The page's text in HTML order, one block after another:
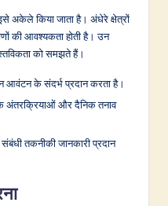
अकेले किया जाता है। अंधेरे क्षेत्रों
की आवश्यकता होती है। उन
को समझते हैं।
आवंटन के संदर्भ प्रदान करता है।
अंतरक्रियाओं और दैनिक तनाव
तकनीकी जानकारी प्रदान